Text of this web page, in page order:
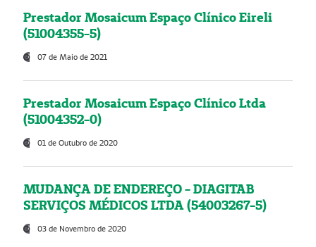
Prestador Mosaicum Espaço Clínico Eireli
(51004355-5)
07 de Maio de 2021
Prestador Mosaicum Espaço Clínico Ltda
(51004352-0)
01 de Outubro de 2020
MUDANÇA DE ENDEREÇO - DIAGITAB
SERVIÇOS MÉDICOS LTDA (54003267-5)
03 de Novembro de 2020